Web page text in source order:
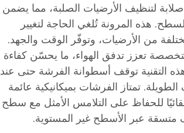
لتنظيف الأرضيات الصلبة، مما يضمن
هذه المرونة تُلغي الحاجة لتغيير
من الأرضيات، وتوفّر الوقت والجهد.
تعزز تدفق الهواء، ما يحسّن كفاءة
التقنية توقف أسطوانة الفرشة حتى عند
الطويلة. تمتاز الفرشات بميكانيكية عائمة
للحفاظ على التلامس الأمثل مع سطح
متسقة عبر الأسطح غير المستوية.